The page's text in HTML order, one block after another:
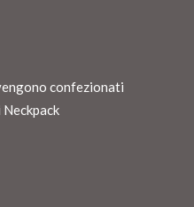
confezionati